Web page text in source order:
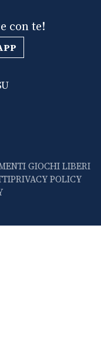
con te!
GIOCHI LIBERI
PRIVACY POLICY